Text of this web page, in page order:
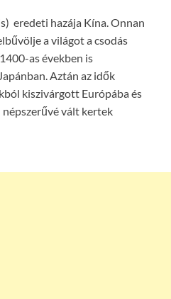
eredeti hazája Kína. Onnan
a világot a csodás
as években is
Aztán az idők
kiszivárgott Európába és
vált kertek